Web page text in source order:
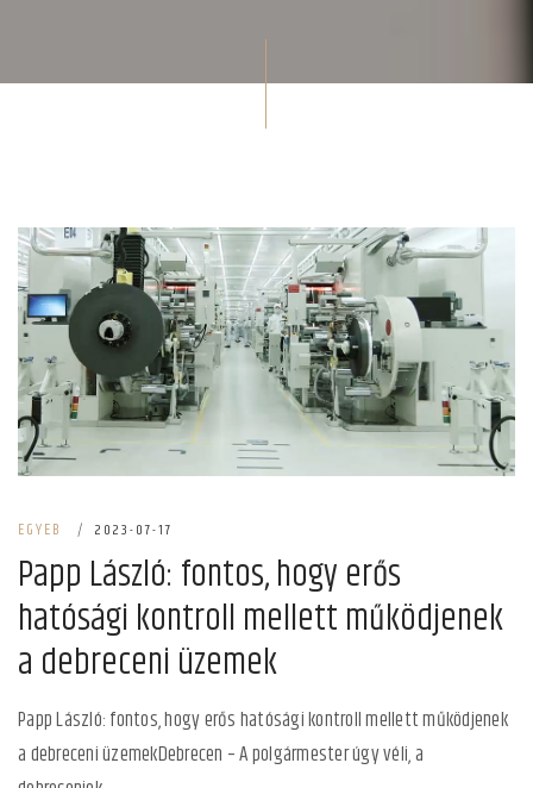
EGYEB | 2023-07-17
Papp László: fontos, hogy erős
hatósági kontroll mellett működjenek
a debreceni üzemek
Papp László: fontos, hogy erős hatósági kontroll mellett működjenek
a debreceni üzemekDebrecen – A polgármester úgy véli, a